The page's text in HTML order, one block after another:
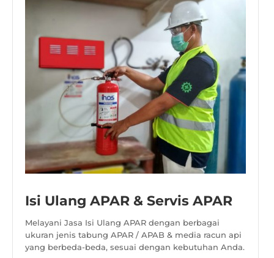
Isi Ulang APAR & Servis APAR
Melayani Jasa Isi Ulang APAR dengan berbagai
ukuran jenis tabung APAR / APAB & media racun api
yang berbeda-beda, sesuai dengan kebutuhan Anda.